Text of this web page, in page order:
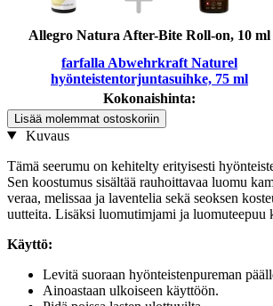
Allegro Natura After-Bite Roll-on, 10 ml
farfalla Abwehrkraft Naturel
hyönteistentorjuntasuihke, 75 ml
Kokonaishinta:
Lisää molemmat ostoskoriin
Kuvaus
Tämä seerumu on kehitelty erityisesti
Sen koostumus sisältää rauhoittavaa luomu
veraa, melissaa ja laventelia sekä seoksen
uutteita. Lisäksi luomutimjami ja luomuteepuu
Käyttö:
Levitä suoraan hyönteistenpureman
Ainoastaan ulkoiseen käyttöön.